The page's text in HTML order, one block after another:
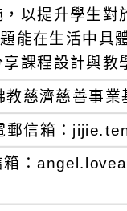
以提升學生對
能在生活中具
課程設計與教
慈濟慈善事業
郵信箱：
箱：